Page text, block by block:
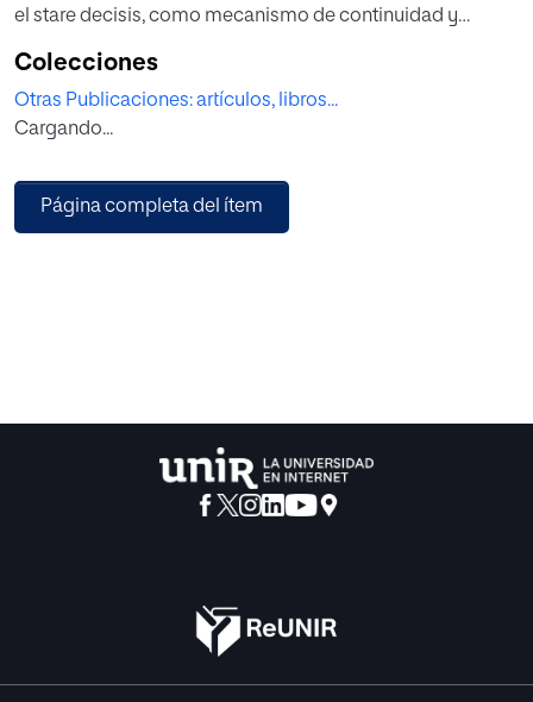
el stare decisis, como mecanismo de continuidad y
actuaciones del Tribunal, sin embargo, ha ido mermando
la fuerza de su autoridad, insertándose en diversos casos
nuevos criterios que han resquebrajado los sólidos
defender el aborto como derecho, hasta su definitiva
supresión en Dobss.
Colecciones
Otras Publicaciones: artículos, libros...
Cargando...
Página completa del ítem